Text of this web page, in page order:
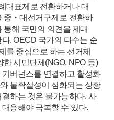
대표제로 전환하거나 대
중・대선거구제로 전환하
통해 국민의 의견을 제대
. OECD 국가의 다수는 순
를 중심으로 하는 선거제
시민단체(NGO, NPO 등)
버넌스를 연결하고 활성화
불확실성이 심화되는 상황
하는 것은 불가능하다. 사
응해야 극복할 수 있다.